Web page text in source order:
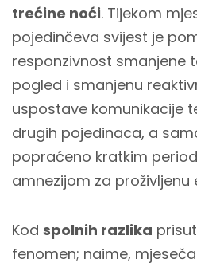
trećine noći. Tijekom
pojedinčeva svijest je
responzivnost smanjene
pogled i smanjenu
uspostave komunikacije
drugih pojedinaca, a
popraćeno kratkim
amnezijom za proživljenu
Kod spolnih razlika
fenomen; naime,